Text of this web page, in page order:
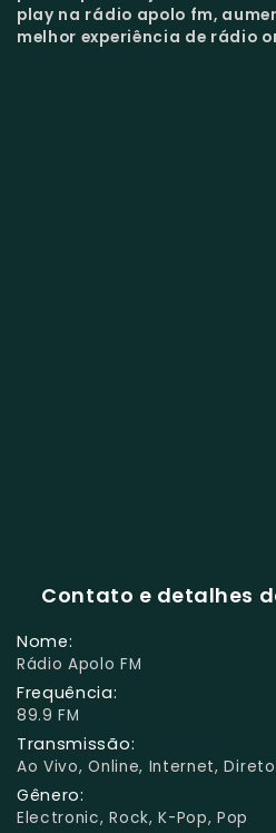
play na rádio apolo fm,
melhor experiência de rádio
Contato e detalhes
Nome:
Rádio Apolo FM
Frequência:
89.9 FM
Transmissão:
Ao Vivo, Online, Internet, Direto
Gênero:
Electronic, Rock, K-Pop, Pop